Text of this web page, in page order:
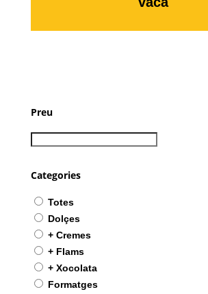
Preu
Categories
Totes
Dolçes
+ Cremes
+ Flams
+ Xocolata
Formatges